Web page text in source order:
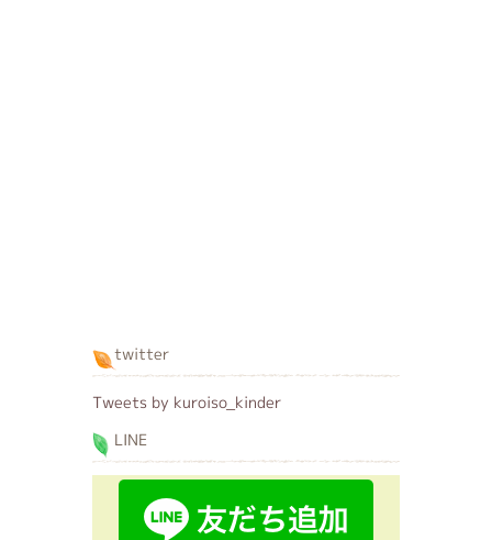
twitter
Tweets by kuroiso_kinder
LINE